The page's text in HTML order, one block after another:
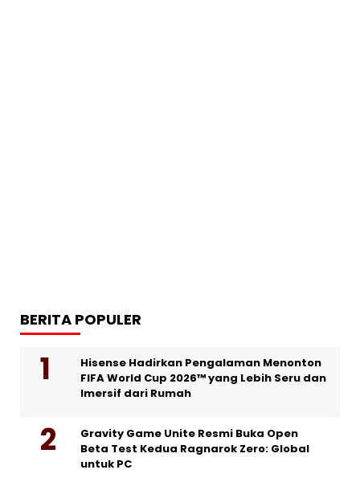
BERITA POPULER
Hisense Hadirkan Pengalaman Menonton
FIFA World Cup 2026™ yang Lebih Seru dan
Imersif dari Rumah
Gravity Game Unite Resmi Buka Open
Beta Test Kedua Ragnarok Zero: Global
untuk PC